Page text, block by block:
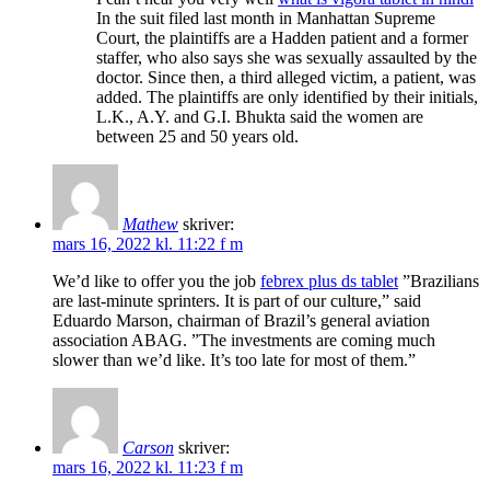
In the suit filed last month in Manhattan Supreme
Court, the plaintiffs are a Hadden patient and a former
staffer, who also says she was sexually assaulted by the
doctor. Since then, a third alleged victim, a patient, was
added. The plaintiffs are only identified by their initials,
L.K., A.Y. and G.I. Bhukta said the women are
between 25 and 50 years old.
Mathew skriver:
mars 16, 2022 kl. 11:22 f m
We’d like to offer you the job febrex plus ds tablet ”Brazilians
are last-minute sprinters. It is part of our culture,” said
Eduardo Marson, chairman of Brazil’s general aviation
association ABAG. ”The investments are coming much
slower than we’d like. It’s too late for most of them.”
Carson skriver:
mars 16, 2022 kl. 11:23 f m